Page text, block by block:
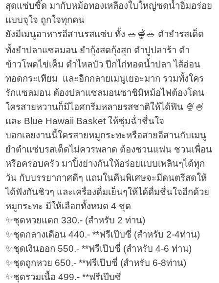
สุดแซ่บซี๊ด มากับหม้อทองเหลืองใบใหญ่ซดน้ำอิ่มอร่อย
แบบจุใจ ถูกใจทุกคน
ยังมีเมนูอาหารอีสานรสแซ่บ ทั้ง 🥗🫕🥗 ตำยำรสเด็ด
ทั้งยำปลาแซลมอน ยำกุ้งสดกุ้งสุก ตำปูปลาร้า ตำ
ข้าวโพดไข่เค็ม ตำไหลบัว ปีกไก่ทอดน้ำปลา ไส้อ่อน
ทอดกระเทียม และอีกกลายเมนูเยอะมาก รวมทั้งใคร
รักแซลมอน ต้องปลาแซลมอนซาชิมิหม้อไฟต้องโดน
ใครสายหวานก็มีไอศกรีมหลายรสชาติให้ได้ฟิน 🍨🍧
และ Blue Hawaii Basket ให้ชุ่มฉ่ำชื่นใจ
บอกเลยงานนี้ใครสายหมูกระทะหรือสายอีสานกับเมนู
ยำตำแซ่บรสเด็ดไม่ควรพลาด ต้องชวนแฟน ชวนเพื่อน
หรือครอบครัว มาปิ้งย่างกันให้อร่อยแบบเพลินๆได้ทุก
วัน กับบรรยากาศดีๆ แถมในคืนพิเศษจะมีดนตรีสดให้
ได้ฟังกันชิวๆ และเครื่องดื่มเย็นๆให้ได้ดื่มชื่นใจอีกด้วย
หมูกระทะ มีให้เลือกทั้งหมด 4 ชุด
✨ชุดหวยแดก 330.- (สำหรับ 2 ท่าน)
✨ชุดกลางเดือน 440.- **ฟรีเป๊บซี่ (สำหรับ 2-4ท่าน)
✨ชุดเงินออก 550.- **ฟรีเป๊บซี่ (สำหรับ 4-6 ท่าน)
✨ชุดถูกหวย 650.- **ฟรีเป๊บซี่ (สำหรับ 6-8ท่าน)
✨ชุดรวมเนื้อ 499.- **ฟรีเป๊บซี่